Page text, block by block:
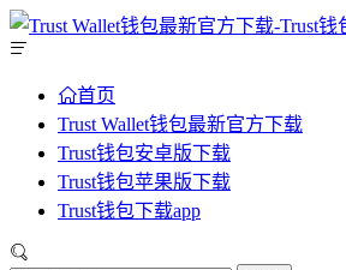
首页
Trust Wallet钱包最新官方下载
Trust钱包安卓版下载
Trust钱包苹果版下载
Trust钱包下载app